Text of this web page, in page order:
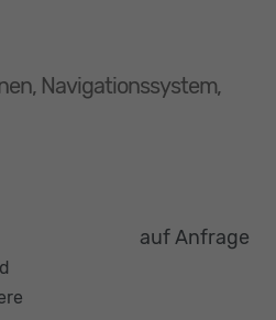
Navigationssystem,
auf Anfrage